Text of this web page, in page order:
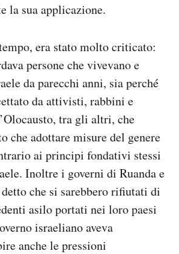
la sua applicazione.
era stato molto criticato:
persone che vivevano e
da parecchi anni, sia perché
da attivisti, rabbini e
tra gli altri, che
che adottare misure del genere
ai principi fondativi stessi
Inoltre i governi di Ruanda e
detto che si sarebbero rifiutati di
asilo portati nei loro paesi
israeliano aveva
anche le pressioni